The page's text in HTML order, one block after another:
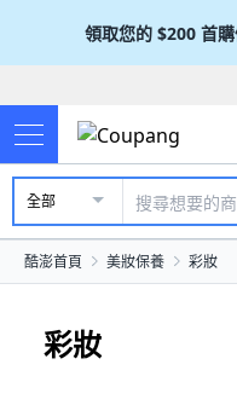
領取您的 $200 首
全部
酷澎首頁 美妝保養 彩妝
彩妝